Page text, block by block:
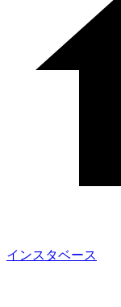
インスタベース